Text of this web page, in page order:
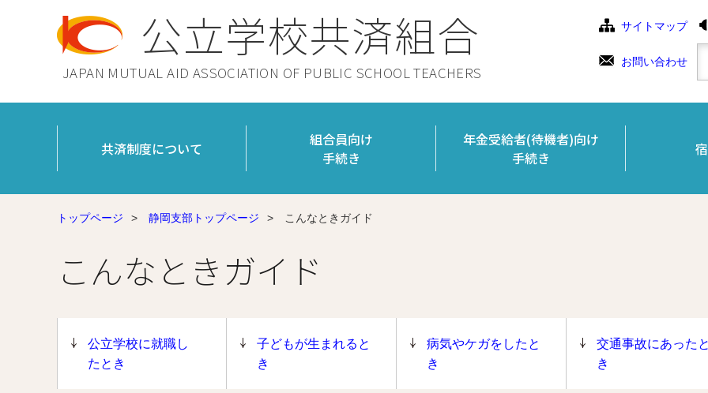
公立学校共済組合
JAPAN MUTUAL AID ASSOCIATION OF PUBLIC SCHOOL TEACHERS
サイトマップ
お問い合わせ
共済制度について
組合員向け
手続き
年金受給者(待機者)向け
手続き
トップページ > 静岡支部トップページ > こんなときガイド
こんなときガイド
公立学校に就職し
たとき
子どもが生まれると
き
病気やケガをしたと
き
交通事故にあった
き